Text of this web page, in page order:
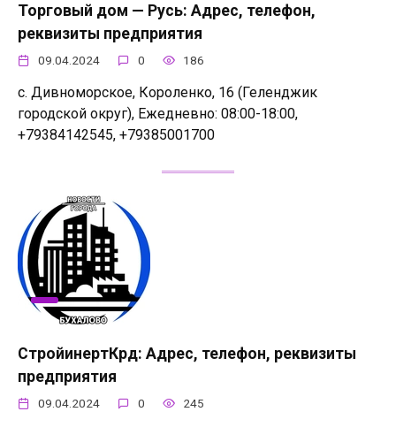
Торговый дом — Русь: Адрес, телефон,
реквизиты предприятия
09.04.2024 0 186
с. Дивноморское, Короленко, 16 (Геленджик
городской округ), Ежедневно: 08:00-18:00,
+79384142545, +79385001700
СтройинертКрд: Адрес, телефон, реквизиты
предприятия
09.04.2024 0 245